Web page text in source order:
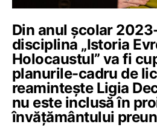
Din anul școlar
disciplina „Istoria
Holocaustul” va fi
planurile-cadru de
reamintește Ligia
nu este inclusă în
învățământului